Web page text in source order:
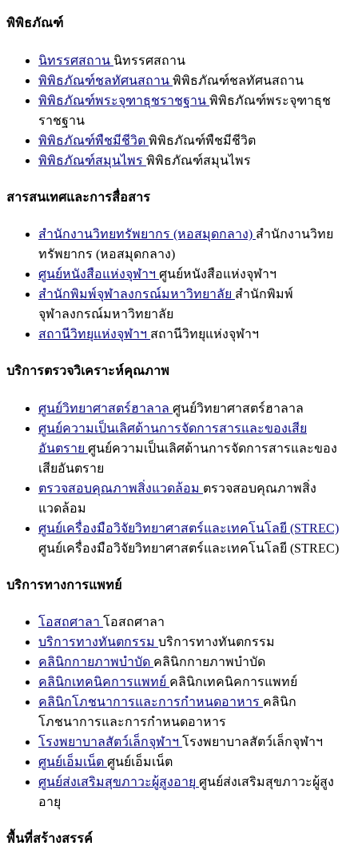
พิพิธภัณฑ์
นิทรรศสถาน นิทรรศสถาน
พิพิธภัณฑ์ชลทัศนสถาน พิพิธภัณฑ์ชลทัศนสถาน
พิพิธภัณฑ์พระจุฑาธุชราชฐาน พิพิธภัณฑ์พระจุฑาธุช
ราชฐาน
พิพิธภัณฑ์พืชมีชีวิต พิพิธภัณฑ์พืชมีชีวิต
พิพิธภัณฑ์สมุนไพร พิพิธภัณฑ์สมุนไพร
สารสนเทศและการสื่อสาร
สำนักงานวิทยทรัพยากร (หอสมุดกลาง) สำนักงานวิทย
ทรัพยากร (หอสมุดกลาง)
ศูนย์หนังสือแห่งจุฬาฯ ศูนย์หนังสือแห่งจุฬาฯ
สำนักพิมพ์จุฬาลงกรณ์มหาวิทยาลัย สำนักพิมพ์
จุฬาลงกรณ์มหาวิทยาลัย
สถานีวิทยุแห่งจุฬาฯ สถานีวิทยุแห่งจุฬาฯ
บริการตรวจวิเคราะห์คุณภาพ
ศูนย์วิทยาศาสตร์ฮาลาล ศูนย์วิทยาศาสตร์ฮาลาล
ศูนย์ความเป็นเลิศด้านการจัดการสารและของเสีย
อันตราย ศูนย์ความเป็นเลิศด้านการจัดการสารและของ
เสียอันตราย
ตรวจสอบคุณภาพสิ่งแวดล้อม ตรวจสอบคุณภาพสิ่ง
แวดล้อม
ศูนย์เครื่องมือวิจัยวิทยาศาสตร์และเทคโนโลยี (STREC)
ศูนย์เครื่องมือวิจัยวิทยาศาสตร์และเทคโนโลยี (STREC)
บริการทางการแพทย์
โอสถศาลา โอสถศาลา
บริการทางทันตกรรม บริการทางทันตกรรม
คลินิกกายภาพบำบัด คลินิกกายภาพบำบัด
คลินิกเทคนิคการแพทย์ คลินิกเทคนิคการแพทย์
คลินิกโภชนาการและการกำหนดอาหาร คลินิก
โภชนาการและการกำหนดอาหาร
โรงพยาบาลสัตว์เล็กจุฬาฯ โรงพยาบาลสัตว์เล็กจุฬาฯ
ศูนย์เอ็มเน็ต ศูนย์เอ็มเน็ต
ศูนย์ส่งเสริมสุขภาวะผู้สูงอายุ ศูนย์ส่งเสริมสุขภาวะผู้สูง
อายุ
พื้นที่สร้างสรรค์